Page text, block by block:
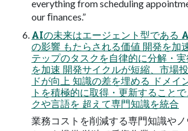
everything from scheduling
our ﬁnances.”
AIの未来はエージェント型である
の影響 もたらされる価値 開発を加
テップのタスクを自律的に分解・
を加速 開発サイクルが短縮、市場
ドが向上 知識の差を埋める ドメイ
トを積極的に取得・更新すること
クや言語を 超えて専門知識を統合
業務コストを削減する専門知識やノ